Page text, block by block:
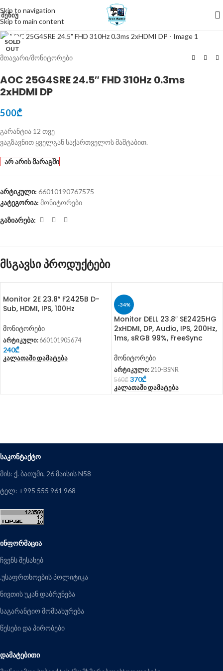
Skip to navigation
Skip to main content
ᲛᲔᲜᲘᲣ
SOLD
OUT
Click to enlarge
მთავარი/მონიტორები
AOC 25G4SRE 24.5″ FHD 310Hz 0.3ms
2xHDMI DP
500₾
გარანტია 12 თვე
ვაგზავნით ყველგან საქართველოს მაშტაბით.
არ არის მარაგში
არტიკული: 66010190767575
კატეგორია: მონიტორები
გაზიარება:
მსგავსი პროდუქტები
Monitor 2E 23.8″ F2425B D-
Sub, HDMI, IPS, 100Hz
მონიტორები
არტიკული: 660101905674
240₾
Კალათაში Დამატება
-34%
Monitor DELL 23.8″ SE2425HG
2xHDMI, DP, Audio, IPS, 200Hz,
1ms, sRGB 99%, FreeSync
მონიტორები
არტიკული: 210-BSNR
560₾ 370₾
Კალათაში Დამატება
ᲡᲐᲙᲝᲜᲢᲐᲥᲢᲝ
მის: ქ. ბათუმი, 26 მაისის N58
ტელ: +995 555 961 968
ᲘᲜᲤᲝᲠᲛᲐᲪᲘᲐ
ჩვენს შესახებ
.უსაფრთხოების პოლიტიკა
ნივთის უკან დაბრუნება
საგარანტიო მომსახურება
წესები და პირობები
ᲓᲐᲛᲐᲢᲔᲑᲘᲗᲘ